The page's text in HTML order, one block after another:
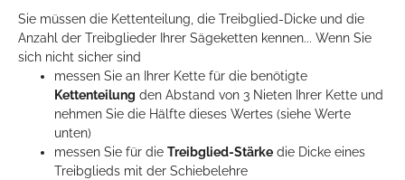
Sie müssen die Kettenteilung, die Treibglied-Dicke und die
Anzahl der Treibglieder Ihrer Sägeketten kennen... Wenn Sie
sich nicht sicher sind
messen Sie an Ihrer Kette für die benötigte
Kettenteilung den Abstand von 3 Nieten Ihrer Kette und
nehmen Sie die Hälfte dieses Wertes (siehe Werte
unten)
messen Sie für die Treibglied-Stärke die Dicke eines
Treibglieds mit der Schiebelehre